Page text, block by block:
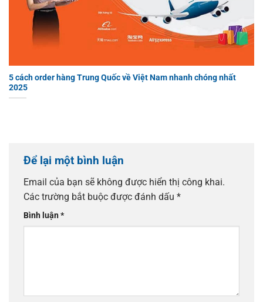
5 cách order hàng Trung Quốc về Việt Nam nhanh chóng nhất
2025
Để lại một bình luận
Email của bạn sẽ không được hiển thị công khai.
Các trường bắt buộc được đánh dấu *
Bình luận*